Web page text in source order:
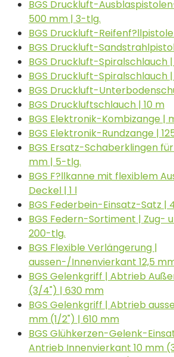
BGS Druckluft-
500 mm | 3-tlg.
BGS Druckluft-
BGS Druckluft-
BGS Druckluft-Spiralschlauch
BGS Druckluft-Spiralschlauch
BGS Druckluft-
BGS Druckluftschlauch | 10 m
BGS Elektronik-Kombizange |
BGS Elektronik-Rundzange |
BGS Ersatz-Schaberklingen für
mm | 5-tlg.
BGS F?llkanne mit flexiblem
Deckel | 1 l
BGS Federbein-Einsatz-Satz |
BGS Federn-Sortiment | Zug-
200-tlg.
BGS Flexible Verlängerung |
aussen-/Innenvierkant 12,5
BGS Gelenkgriff | Abtrieb
(3/4") | 630 mm
BGS Gelenkgriff | Abtrieb
mm (1/2") | 610 mm
BGS Glühkerzen-Gelenk-
Antrieb Innenvierkant 10 mm